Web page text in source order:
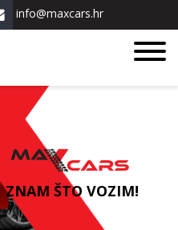
info@maxcars.hr
ZNAM ŠTO VOZIM!